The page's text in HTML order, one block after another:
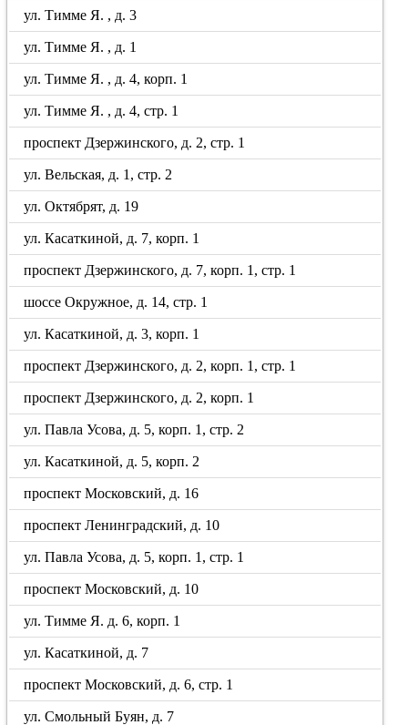
ул. Тимме Я. , д. 3
ул. Тимме Я. , д. 1
ул. Тимме Я. , д. 4, корп. 1
ул. Тимме Я. , д. 4, стр. 1
проспект Дзержинского, д. 2, стр. 1
ул. Вельская, д. 1, стр. 2
ул. Октябрят, д. 19
ул. Касаткиной, д. 7, корп. 1
проспект Дзержинского, д. 7, корп. 1, стр. 1
шоссе Окружное, д. 14, стр. 1
ул. Касаткиной, д. 3, корп. 1
проспект Дзержинского, д. 2, корп. 1, стр. 1
проспект Дзержинского, д. 2, корп. 1
ул. Павла Усова, д. 5, корп. 1, стр. 2
ул. Касаткиной, д. 5, корп. 2
проспект Московский, д. 16
проспект Ленинградский, д. 10
ул. Павла Усова, д. 5, корп. 1, стр. 1
проспект Московский, д. 10
ул. Тимме Я. д. 6, корп. 1
ул. Касаткиной, д. 7
проспект Московский, д. 6, стр. 1
ул. Смольный Буян, д. 7